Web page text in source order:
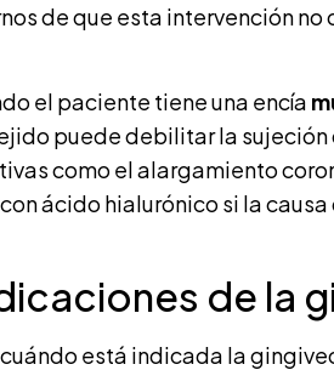
de que esta intervención
el paciente tiene una encía
puede debilitar la
como el alargamiento
ácido hialurónico si la
de la
está indicada la